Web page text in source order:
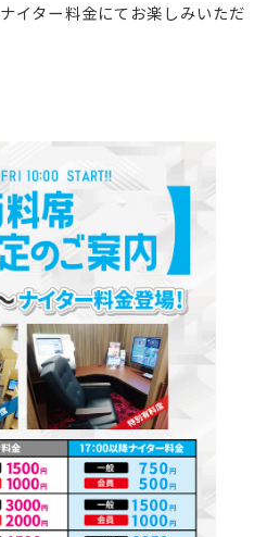
イター料金にてお楽しみいただ